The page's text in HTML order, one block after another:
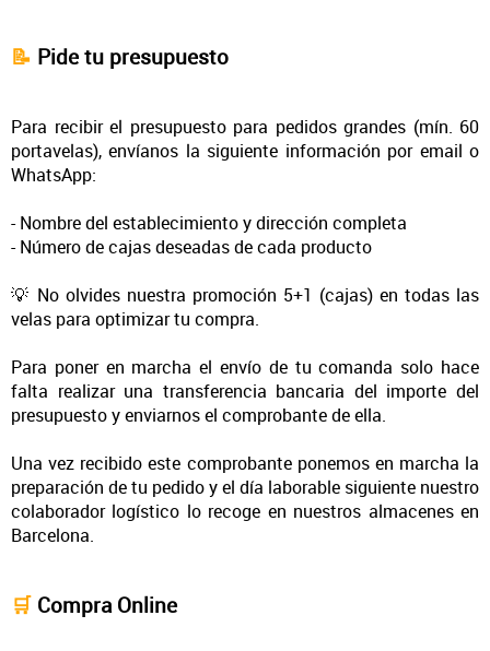
📝 Pide tu presupuesto
Para recibir el presupuesto para pedidos grandes (mín. 60
portavelas), envíanos la siguiente información por email o
WhatsApp:
- Nombre del establecimiento y dirección completa
- Número de cajas deseadas de cada producto
💡 No olvides nuestra promoción 5+1 (cajas) en todas las
velas para optimizar tu compra.
Para poner en marcha el envío de tu comanda solo hace
falta realizar una transferencia bancaria del importe del
presupuesto y enviarnos el comprobante de ella.
Una vez recibido este comprobante ponemos en marcha la
preparación de tu pedido y el día laborable siguiente nuestro
colaborador logístico lo recoge en nuestros almacenes en
Barcelona.
🛒 Compra Online